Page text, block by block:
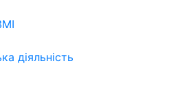
діяльність